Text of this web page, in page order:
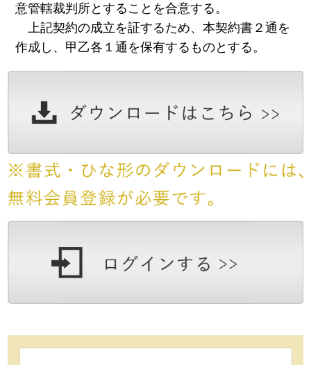
意管轄裁判所とすることを合意する。
上記契約の成立を証するため、本契約書２通を
作成し、甲乙各１通を保有するものとする。